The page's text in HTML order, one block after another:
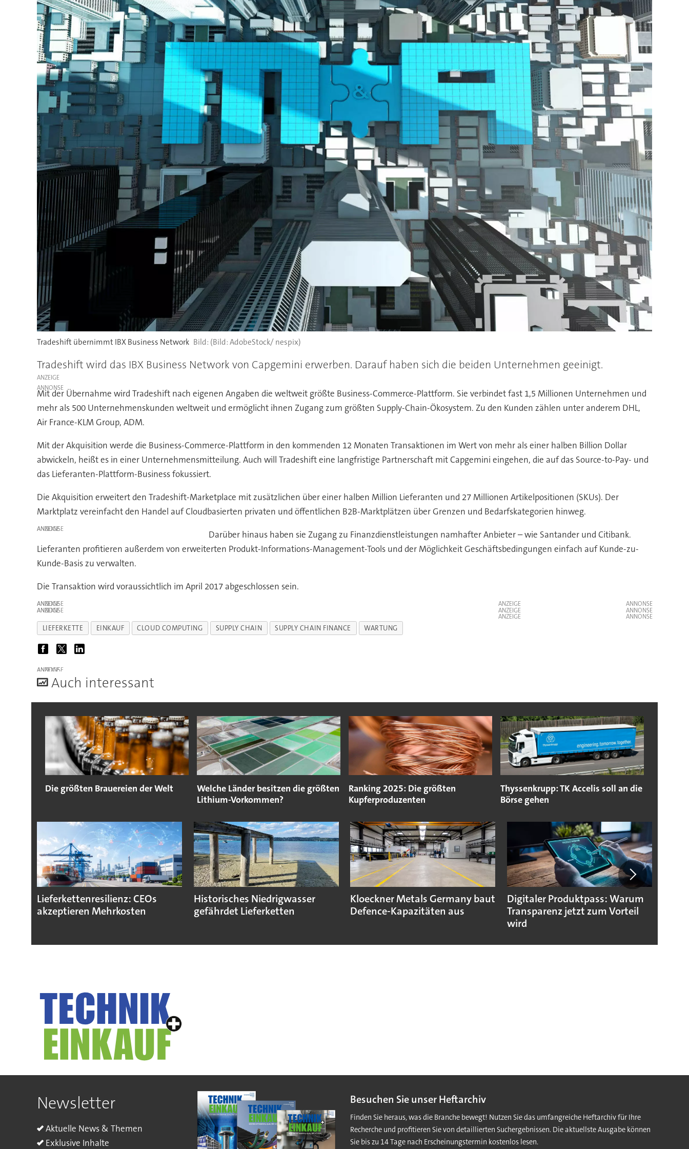
Tradeshift übernimmt IBX Business Network (Bild: AdobeStock/ nespix)
Tradeshift wird das IBX Business Network von Capgemini erwerben. Darauf haben sich die beiden Unternehmen geeinigt.
ANZEIGE
Mit der Übernahme wird Tradeshift nach eigenen Angaben die weltweit größte Business-Commerce-Plattform. Sie verbindet fast 1,5 Millionen Unternehmen und
mehr als 500 Unternehmenskunden weltweit und ermöglicht ihnen Zugang zum größten Supply-Chain-Ökosystem. Zu den Kunden zählen unter anderem DHL,
Air France-KLM Group, ADM.
Mit der Akquisition werde die Business-Commerce-Plattform in den kommenden 12 Monaten Transaktionen im Wert von mehr als einer halben Billion Dollar
abwickeln, heißt es in einer Unternehmensmitteilung. Auch will Tradeshift eine langfristige Partnerschaft mit Capgemini eingehen, die auf das Source-to-Pay- und
das Lieferanten-Plattform-Business fokussiert.
Die Akquisition erweitert den Tradeshift-Marketplace mit zusätzlichen über einer halben Million Lieferanten und 27 Millionen Artikelpositionen (SKUs). Der
Marktplatz vereinfacht den Handel auf Cloudbasierten privaten und öffentlichen B2B-Marktplätzen über Grenzen und Bedarfskategorien hinweg.
ANZEIGE
Darüber hinaus haben sie Zugang zu Finanzdienstleistungen namhafter Anbieter – wie Santander und Citibank.
Lieferanten profitieren außerdem von erweiterten Produkt-Informations-Management-Tools und der Möglichkeit Geschäftsbedingungen einfach auf Kunde-zu-
Kunde-Basis zu verwalten.
Die Transaktion wird voraussichtlich im April 2017 abgeschlossen sein.
ANZEIGE
ANZEIGE
ANZEIGE
ANZEIGE
ANZEIGE
LIEFERKETTE EINKAUF CLOUD COMPUTING SUPPLY CHAIN SUPPLY CHAIN FINANCE WARTUNG
ANZEIGE
Auch interessant
Die größten Brauereien der Welt
Welche Länder besitzen die größten
Lithium-Vorkommen?
Ranking 2025: Die größten
Kupferproduzenten
Thyssenkrupp: TK Accelis soll an die
Börse gehen
Lieferkettenresilienz: CEOs
akzeptieren Mehrkosten
Historisches Niedrigwasser
gefährdet Lieferketten
Kloeckner Metals Germany baut
Defence-Kapazitäten aus
Digitaler Produktpass: Warum
Transparenz jetzt zum Vorteil
wird
Newsletter
Aktuelle News & Themen
Exklusive Inhalte
Besuchen Sie unser Heftarchiv
Finden Sie heraus, was die Branche bewegt! Nutzen Sie das umfangreiche Heftarchiv für Ihre
Recherche und profitieren Sie von detaillierten Suchergebnissen. Die aktuellste Ausgabe können
Sie bis zu 14 Tage nach Erscheinungstermin kostenlos lesen.